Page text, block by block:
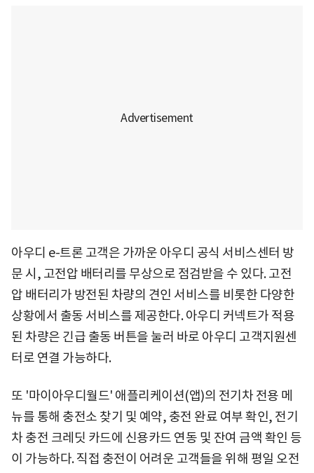
아우디 e-트론 고객은 가까운 아우디 공식 서비스센터 방
문 시, 고전압 배터리를 무상으로 점검받을 수 있다. 고전
압 배터리가 방전된 차량의 견인 서비스를 비롯한 다양한
상황에서 출동 서비스를 제공한다. 아우디 커넥트가 적용
된 차량은 긴급 출동 버튼을 눌러 바로 아우디 고객지원센
터로 연결 가능하다.
또 '마이아우디월드' 애플리케이션(앱)의 전기차 전용 메
뉴를 통해 충전소 찾기 및 예약, 충전 완료 여부 확인, 전기
차 충전 크레딧 카드에 신용카드 연동 및 잔여 금액 확인 등
이 가능하다. 직접 충전이 어려운 고객들을 위해 평일 오전